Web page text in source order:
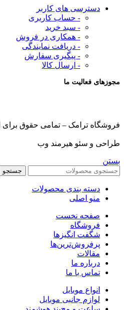
دسترسی های کاربر
- حساب کاربری
- سبد خرید
- همکاری در فروش
- دریافت نمایندگی
- پیگیری سفارش
- ارسال کالا
مجوزهای فعالیت ما
فروشگاه ترامک – تمامی حقوق
طراحی و سئو هیرمند وب
بستن
جستجو
دسته بندی محصولات
منو اصلی
صفحه نخست
فروشگاه
شگفت انگیزها
پرفروش‌ترین‌ها
مقالات
درباره ما
تماس با ما
انواع موبایل
لوازم جانبی موبایل